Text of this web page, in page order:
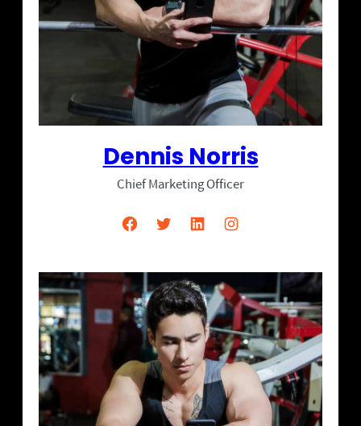
Dennis Norris
Chief Marketing Officer
Facebook Twitter LinkedIn Instagram